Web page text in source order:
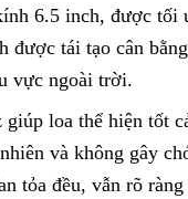
6.5 inch, được tối
tái tạo cân
vực ngoài trời.
loa thể hiện tốt
và không gây
tỏa đều, vẫn rõ